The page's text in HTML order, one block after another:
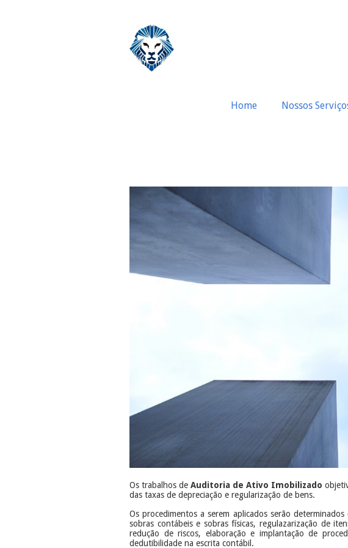
Home Nossos
Os trabalhos de Auditoria de Ativo Imobilizado
das taxas de depreciação e regularização de bens.
Os procedimentos a serem aplicados serão
sobras contábeis e sobras físicas, regulazarização de
redução de riscos, elaboração e implantação de
dedutibilidade na escrita contábil.